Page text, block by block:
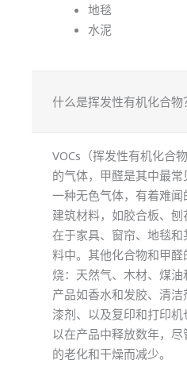
地毯
水泥
什么是挥发性有机化合物
VOCs（挥发性有机化合
的气体，甲醛是其中最常
一种无色气体，有着难
建筑材料，如胶合板、
在于家具、窗帘、地毯
料中。其他化合物和甲
烧：天然气、木材、煤
产品如香水和发胶、清
漆剂、以及复印和打印机
以在产品中释放数年，
的老化和干燥而减少。